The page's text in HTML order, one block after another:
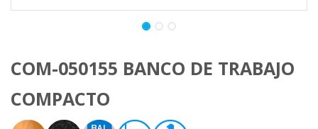
COM-050155 BANCO DE TRABAJO
COMPACTO